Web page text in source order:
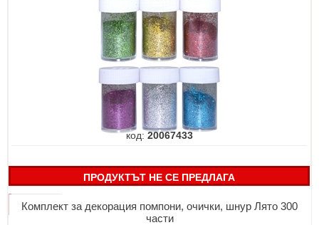
код: 20067433
ПРОДУКТЪТ НЕ СЕ ПРЕДЛАГА
Комплект за декорация помпони, очички, шнур Лято 300
части